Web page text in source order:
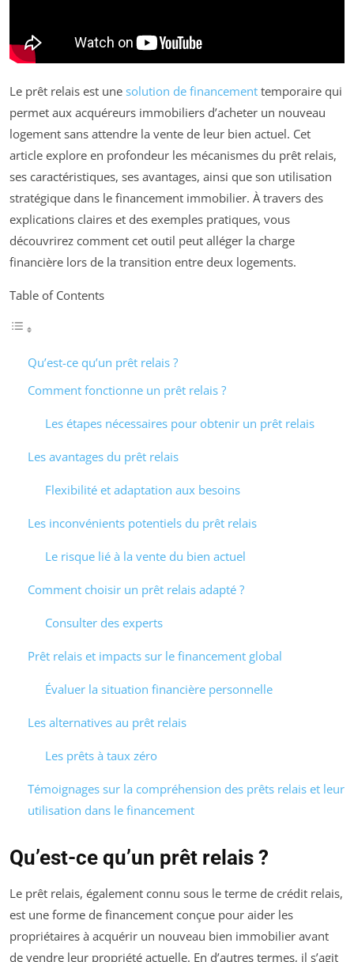
Le prêt relais est une solution de financement temporaire qui
permet aux acquéreurs immobiliers d’acheter un nouveau
logement sans attendre la vente de leur bien actuel. Cet
article explore en profondeur les mécanismes du prêt relais,
ses caractéristiques, ses avantages, ainsi que son utilisation
stratégique dans le financement immobilier. À travers des
explications claires et des exemples pratiques, vous
découvrirez comment cet outil peut alléger la charge
financière lors de la transition entre deux logements.
Table of Contents
Qu’est-ce qu’un prêt relais ?
Comment fonctionne un prêt relais ?
Les étapes nécessaires pour obtenir un prêt relais
Les avantages du prêt relais
Flexibilité et adaptation aux besoins
Les inconvénients potentiels du prêt relais
Le risque lié à la vente du bien actuel
Comment choisir un prêt relais adapté ?
Consulter des experts
Prêt relais et impacts sur le financement global
Évaluer la situation financière personnelle
Les alternatives au prêt relais
Les prêts à taux zéro
Témoignages sur la compréhension des prêts relais et leur
utilisation dans le financement
Qu’est-ce qu’un prêt relais ?
Le prêt relais, également connu sous le terme de crédit relais,
est une forme de financement conçue pour aider les
propriétaires à acquérir un nouveau bien immobilier avant
de vendre leur propriété actuelle. En d’autres termes, il s’agit